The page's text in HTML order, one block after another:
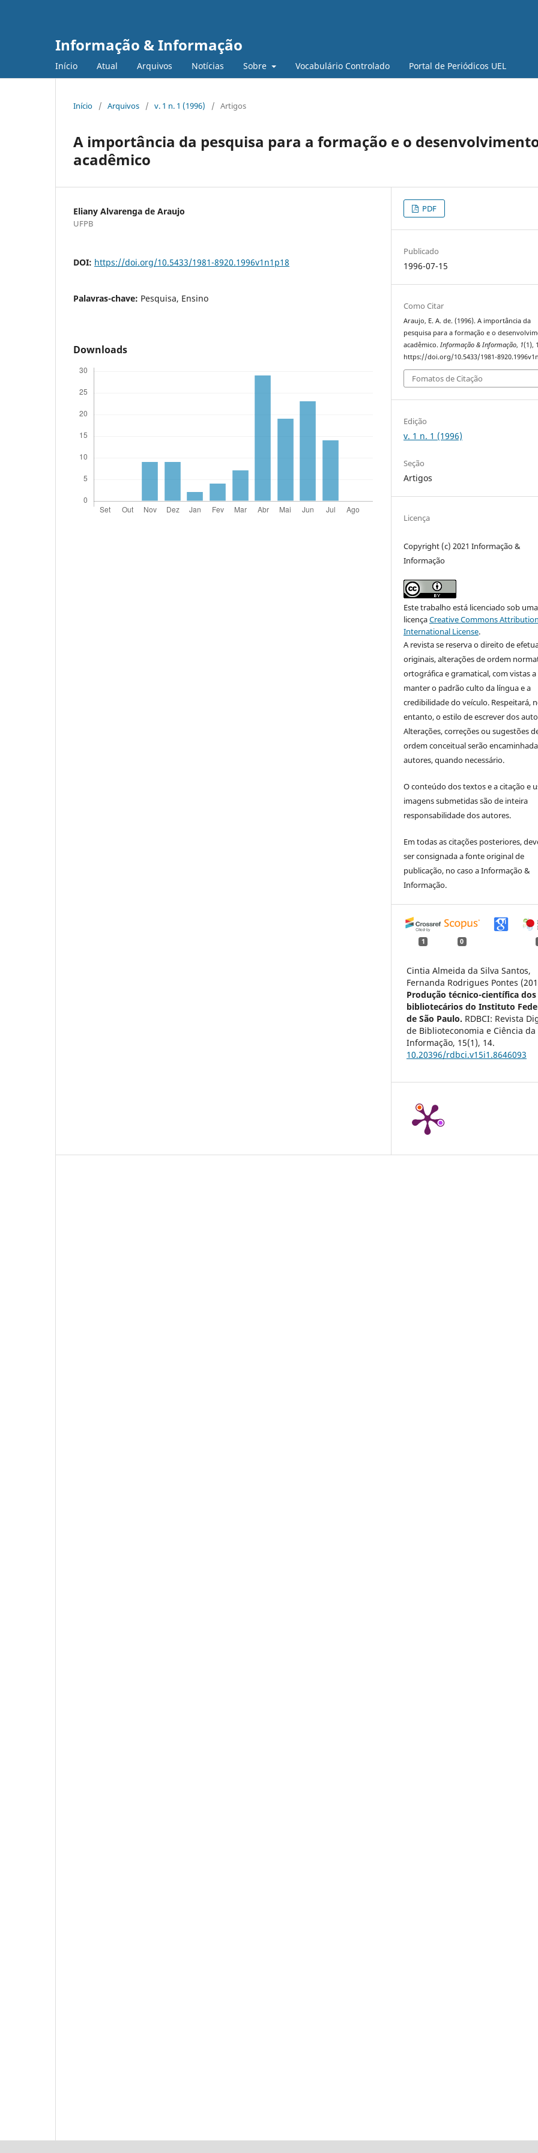
Informação & Informação
Início Atual Arquivos Notícias Sobre Vocabulário Controlado Portal de Periódicos UEL
Início / Arquivos / v. 1 n. 1 (1996) / Artigos
A importância da pesquisa para a formação e o
acadêmico
Eliany Alvarenga de Araujo
UFPB
DOI: https://doi.org/10.5433/1981-8920.1996v1n1p18
Palavras-chave: Pesquisa, Ensino
Downloads
PDF
Publicado
1996-07-15
Como Citar
Araujo, E. A. de. (1996). A importância da
pesquisa para a formação e o
acadêmico.Informação & Informação, 1(1),
https://doi.org/10.5433/1981-
Fomatos de Citação
Edição
v. 1 n. 1 (1996)
Seção
Artigos
Licença
Copyright (c) 2021 Informação &
Informação
Este trabalho está licenciado sob uma
licençaCreative Commons
International License.
A revista se reserva o direito de
originais, alterações de ordem
ortográfica e gramatical, com vistas a
manter o padrão culto da língua e a
credibilidade do veículo. Respeitará,
entanto, o estilo de escrever dos
Alterações, correções ou sugestões
ordem conceitual serão
autores, quando necessário.
O conteúdo dos textos e a citação e
imagens submetidas são de inteira
responsabilidade dos autores.
Em todas as citações posteriores,
ser consignada a fonte original de
publicação, no caso a Informação &
Informação.
1 0
Cintia Almeida da Silva Santos,
Fernanda Rodrigues Pontes
Produção técnico-científica dos
bibliotecários do Instituto
de São Paulo. RDBCI: Revista
de Biblioteconomia e Ciência da
Informação, 15(1), 14.
10.20396/rdbci.v15i1.8646093